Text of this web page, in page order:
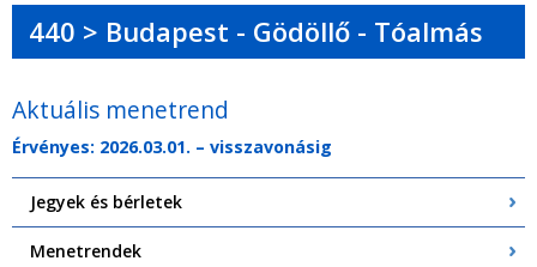
menetrendkeresőhöz
almenühöz
tartalomra
oldaltérképre
440 > Budapest - Gödöllő - Tóalmás
Aktuális menetrend
Érvényes: 2026.03.01. – visszavonásig
Jegyek és bérletek
Menetrendek